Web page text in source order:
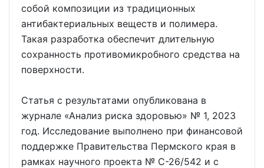
собой композиции из традиционных
антибактериальных веществ и полимера.
Такая разработка обеспечит длительную
сохранность противомикробного средства на
поверхности.
Статья с результатами опубликована в
журнале «Анализ риска здоровью» № 1, 2023
год. Исследование выполнено при финансовой
поддержке Правительства Пермского края в
рамках научного проекта № С-26/542 и с